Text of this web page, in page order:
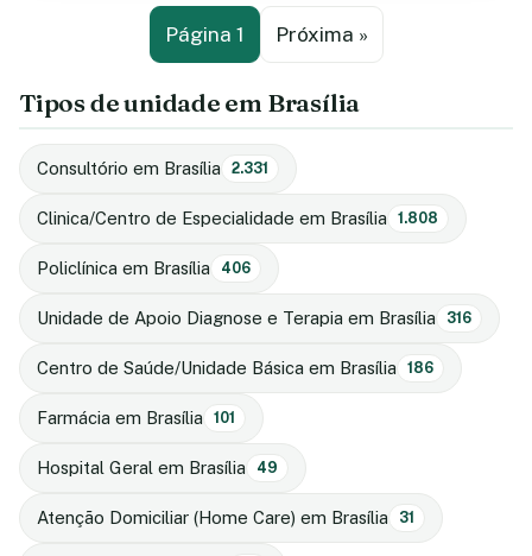
Página 1 Próxima »
Tipos de unidade em Brasília
Consultório em Brasília 2.331
Clinica/Centro de Especialidade em Brasília 1.808
Policlínica em Brasília 406
Unidade de Apoio Diagnose e Terapia em Brasília 316
Centro de Saúde/Unidade Básica em Brasília 186
Farmácia em Brasília 101
Hospital Geral em Brasília 49
Atenção Domiciliar (Home Care) em Brasília 31